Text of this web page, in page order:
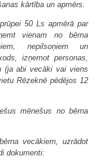
kārtība un apmērs.
50 Ls apmērā par
vienam no bērna
nepilsoņiem un
izņemot personas,
(ja abi vecāki vai viens
Rēzeknē pēdējos 12
mēnešus no bērna
vecākiem, uzrādot
dokumenti: